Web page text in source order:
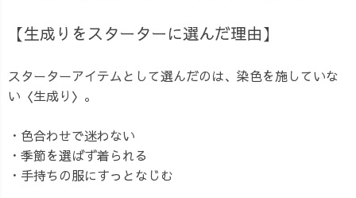
【生成りをスターターに選んだ理由】
スターターアイテムとして選んだのは、染色を施していな
い〈生成り〉。
・色合わせで迷わない
・季節を選ばず着られる
・手持ちの服にすっとなじむ